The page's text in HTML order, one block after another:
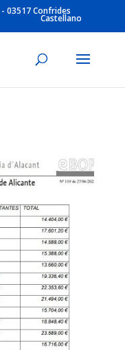
03517 Confrides
Castellano